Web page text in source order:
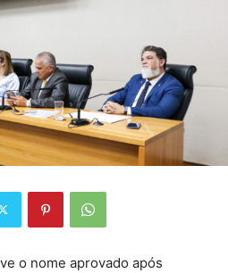
o nome aprovado após